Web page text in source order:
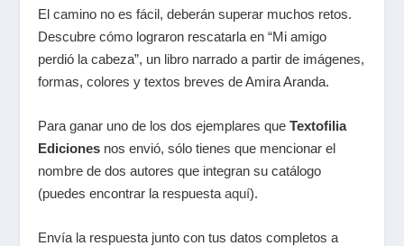
El camino no es fácil, deberán superar muchos retos.
Descubre cómo lograron rescatarla en “Mi amigo
perdió la cabeza”, un libro narrado a partir de imágenes,
formas, colores y textos breves de Amira Aranda.
Para ganar uno de los dos ejemplares queTextofilia
Ediciones nos envió, sólo tienes que mencionar el
nombre de dos autores que integran su catálogo
(puedes encontrar la respuestaaquí).
Envía la respuesta junto con tus datos completos a